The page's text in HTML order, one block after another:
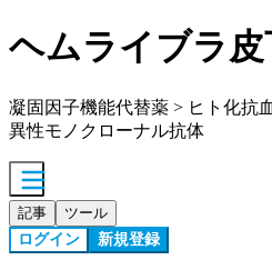
ヘムライブラ皮
凝固因子機能代替薬 > ヒト化抗
異性モノクローナル抗体
記事 ツール
ログイン 新規登録